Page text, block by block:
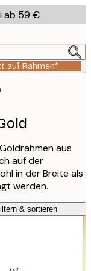
ab 59 €
auf Rahmen*
aus
auf der
in der Breite als
werden.
& sortieren